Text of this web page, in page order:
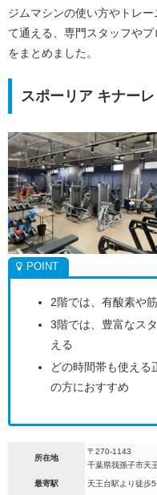
ジムマシンの使い方やトレ
て通える、専門スタッフや
をまとめました。
スポーリア キナーレ
2階では、有酸素や
3階では、豊富なス
える
どの時間帯も使える
の方におすすめ
所在地
〒270-1143
千葉県我孫子市天
最寄駅 天王台駅より徒歩